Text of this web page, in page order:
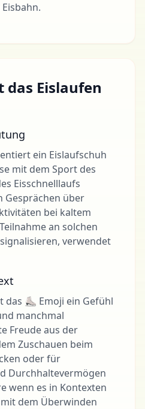
das Eislaufen
ein Eislaufschuh
mit dem Sport des
Eisschnelllaufs
Gesprächen über
bei kaltem
an solchen
verwendet
das ⛸ Emoji ein Gefühl
manchmal
Freude aus der
Zuschauen beim
oder für
Durchhaltevermögen
wenn es in Kontexten
dem Überwinden